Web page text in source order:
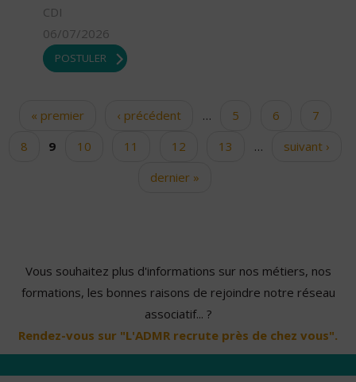
CDI
06/07/2026
POSTULER
Pages« premier ‹ précédent … 5 6
7
8
9 10 11 12 13 …
suivant ›
dernier »
Vous souhaitez plus d'informations sur nos métiers, nos
formations, les bonnes raisons de rejoindre notre réseau
associatif... ?
Rendez-vous sur "L'ADMR recrute près de chez vous".